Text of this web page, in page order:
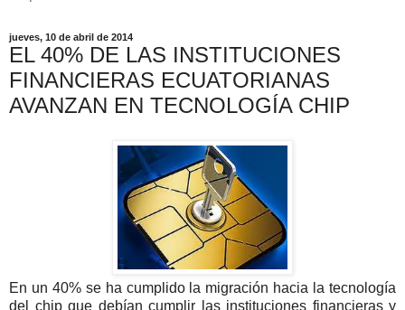
jueves, 10 de abril de 2014
EL 40% DE LAS INSTITUCIONES
FINANCIERAS ECUATORIANAS
AVANZAN EN TECNOLOGÍA CHIP
En un 40% se ha cumplido la migración hacia la tecnología
del chip que debían cumplir las instituciones financieras y